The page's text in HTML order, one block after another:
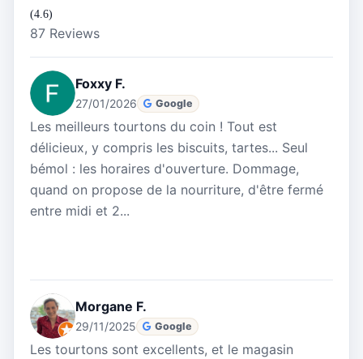
(4.6)
87 Reviews
Foxxy F.
27/01/2026 Google
Les meilleurs tourtons du coin ! Tout est
délicieux, y compris les biscuits, tartes... Seul
bémol : les horaires d'ouverture. Dommage,
quand on propose de la nourriture, d'être fermé
entre midi et 2...
Morgane F.
29/11/2025 Google
Les tourtons sont excellents, et le magasin